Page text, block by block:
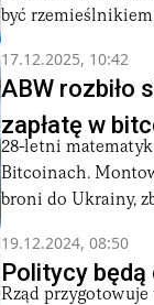
być
17.12.2025, 10:42
ABW rozbiło
zapłatę w
28-letni matematyk
Bitcoinach.
broni do Ukrainy,
19.12.2024, 08:50
Politycy
Rząd